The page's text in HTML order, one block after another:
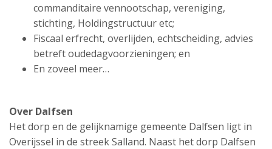
commanditaire vennootschap, vereniging,
stichting, Holdingstructuur etc;
Fiscaal erfrecht, overlijden, echtscheiding, advies
betreft oudedagvoorzieningen; en
En zoveel meer…
Over Dalfsen
Het dorp en de gelijknamige gemeente Dalfsen ligt in
Overijssel in de streek Salland. Naast het dorp Dalfsen